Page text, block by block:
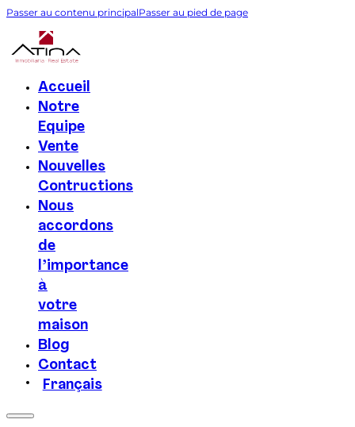
Passer au contenu principalPasser au pied de page
Accueil
Notre
Equipe
Vente
Nouvelles
Contructions
Nous
accordons
de
l’importance
à
votre
maison
Blog
Contact
Français